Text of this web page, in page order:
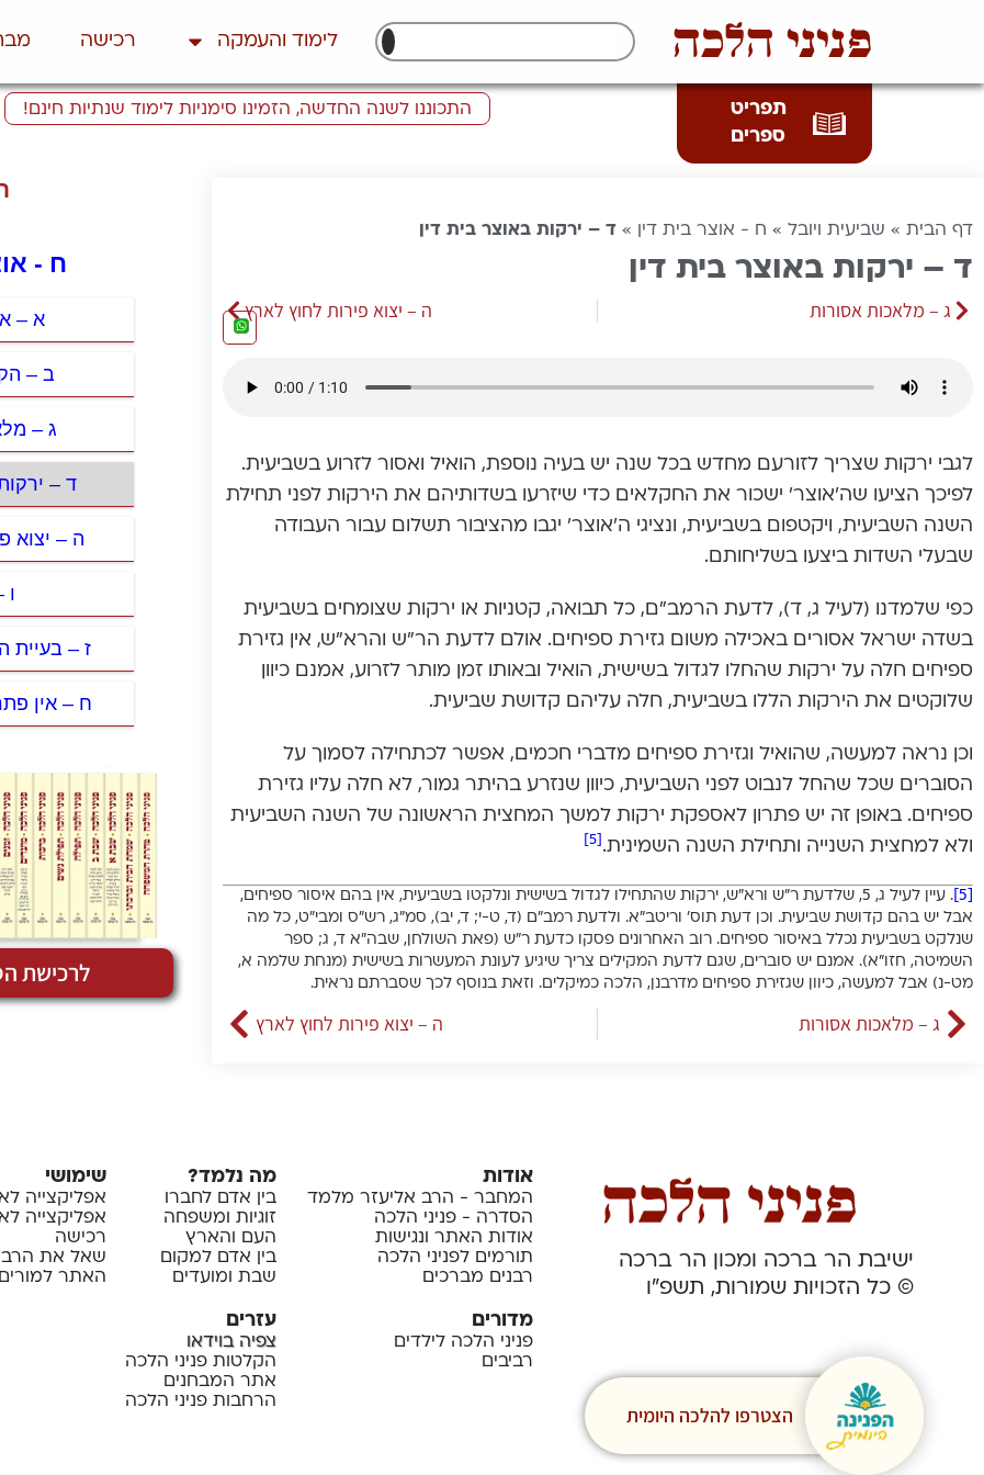
פניני הלכה לימוד והעמקה רכישה
תפריט
ספרים
התכוננו לשנה החדשה, הזמינו סימניות לימוד שנתיות חינם!
דף הבית » שביעית ויובל » ח - אוצר בית דין » ד – ירקות באוצר בית דין
ד – ירקות באוצר בית דין
ג – מלאכות אסורות ה – יצוא פירות לחוץ לארץ
לגבי ירקות שצריך לזורעם מחדש בכל שנה יש בעיה נוספת, הואיל ואסור לזרוע בשביעית.
לפיכך הציעו שה’אוצר’ ישכור את החקלאים כדי שיזרעו בשדותיהם את הירקות לפני תחילת
השנה השביעית, ויקטפום בשביעית, ונציגי ה’אוצר’ יגבו מהציבור תשלום עבור העבודה
שבעלי השדות ביצעו בשליחותם.
כפי שלמדנו (לעיל ג, ד), לדעת הרמב”ם, כל תבואה, קטניות או ירקות שצומחים בשביעית
בשדה ישראל אסורים באכילה משום גזירת ספיחים. אולם לדעת הר”ש והרא”ש, אין גזירת
ספיחים חלה על ירקות שהחלו לגדול בשישית, הואיל ובאותו זמן מותר לזרוע, אמנם כיוון
שלוקטים את הירקות הללו בשביעית, חלה עליהם קדושת שביעית.
וכן נראה למעשה, שהואיל וגזירת ספיחים מדברי חכמים, אפשר לכתחילה לסמוך על
הסוברים שכל שהחל לנבוט לפני השביעית, כיוון שנזרע בהיתר גמור, לא חלה עליו גזירת
ספיחים. באופן זה יש פתרון לאספקת ירקות למשך המחצית הראשונה של השנה השביעית
ולא למחצית השנייה ותחילת השנה השמינית.
. עיין לעיל ג, 5, שלדעת ר”ש ורא”ש, ירקות שהתחילו לגדול בשישית ונלקטו בשביעית, אין בהם איסור ספיחים,
אבל יש בהם קדושת שביעית. וכן דעת תוס’ וריטב”א. ולדעת רמב”ם (ד, ט-י; ד, יב), סמ”ג, רש”ס ומבי”ט, כל מה
שנלקט בשביעית נכלל באיסור ספיחים. רוב האחרונים פסקו כדעת ר”ש (פאת השולחן, שבה”א ד, ג; ספר
השמיטה, חזו”א). אמנם יש סוברים, שגם לדעת המקילים צריך שיגיע לעונת המעשרות בשישית (מנחת שלמה א,
מט-נ) אבל למעשה, כיוון שגזירת ספיחים מדרבנן, הלכה כמיקלים. וזאת בנוסף לכך שסברתם נראית.
ג – מלאכות אסורות ה – יצוא פירות לחוץ לארץ
ח -
א –
ב –
ג –
ד –
ה – יצוא
ז – בעיית
ח – אין
לרכישת
ישיבת הר ברכה ומכון הר ברכה
© כל הזכויות שמורות, תשפ”ו
הצטרפו להלכה היומית
אודות
המחבר - הרב אליעזר מלמד
הסדרה - פניני הלכה
אודות האתר ונגישות
תורמים לפניני הלכה
רבנים מברכים
מה נלמד?
בין אדם לחברו
זוגיות ומשפחה
העם והארץ
בין אדם למקום
שבת ומועדים
שימושי
אפליקצייה
אפליקצייה
רכישה
שאל את הרב
האתר
מדורים
פניני הלכה לילדים
רביבים
עזרים
צפיה בוידאו
הקלטות פניני הלכה
אתר המבחנים
הרחבות פניני הלכה